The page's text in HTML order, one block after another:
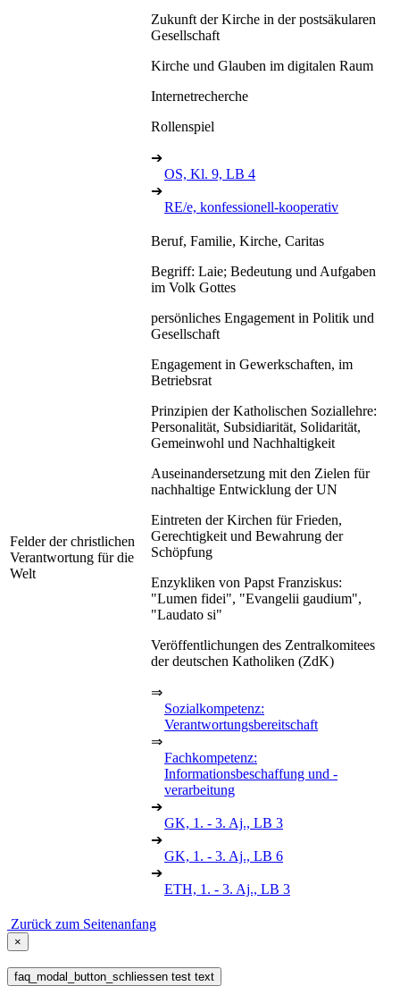
Zukunft der Kirche in der postsäkularen
Gesellschaft
Kirche und Glauben im digitalen Raum
Internetrecherche
Rollenspiel
➔
OS, Kl. 9, LB 4
➔
RE/e, konfessionell-kooperativ
Felder der christlichen
Verantwortung für die
Welt
Beruf, Familie, Kirche, Caritas
Begriff: Laie; Bedeutung und Aufgaben
im Volk Gottes
persönliches Engagement in Politik und
Gesellschaft
Engagement in Gewerkschaften, im
Betriebsrat
Prinzipien der Katholischen Soziallehre:
Personalität, Subsidiarität, Solidarität,
Gemeinwohl und Nachhaltigkeit
Auseinandersetzung mit den Zielen für
nachhaltige Entwicklung der UN
Eintreten der Kirchen für Frieden,
Gerechtigkeit und Bewahrung der
Schöpfung
Enzykliken von Papst Franziskus:
"Lumen fidei", "Evangelii gaudium",
"Laudato si"
Veröffentlichungen des Zentralkomitees
der deutschen Katholiken (ZdK)
⇒
Sozialkompetenz:
Verantwortungsbereitschaft
⇒
Fachkompetenz:
Informationsbeschaffung und -
verarbeitung
➔
GK, 1. - 3. Aj., LB 3
➔
GK, 1. - 3. Aj., LB 6
➔
ETH, 1. - 3. Aj., LB 3
Zurück zum Seitenanfang
×
faq_modal_button_schliessen test text